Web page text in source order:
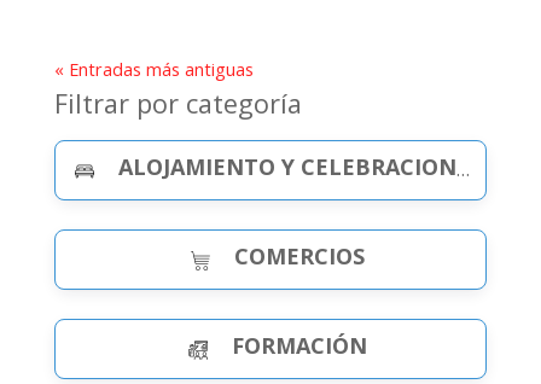
« Entradas más antiguas
Filtrar por categoría
ALOJAMIENTO Y CELEBRACIONES
COMERCIOS
FORMACIÓN